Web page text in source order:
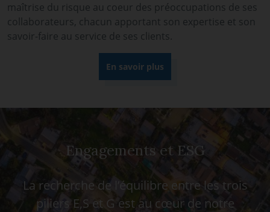
maîtrise du risque au coeur des préoccupations de ses
collaborateurs, chacun apportant son expertise et son
savoir-faire au service de ses clients.
En savoir plus
Engagements et ESG
La recherche de l’équilibre entre les trois
piliers E,S et G est au cœur de notre